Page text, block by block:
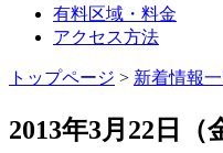
有料区域・料金
アクセス方法
トップページ > 新着情報
2013年3月22日